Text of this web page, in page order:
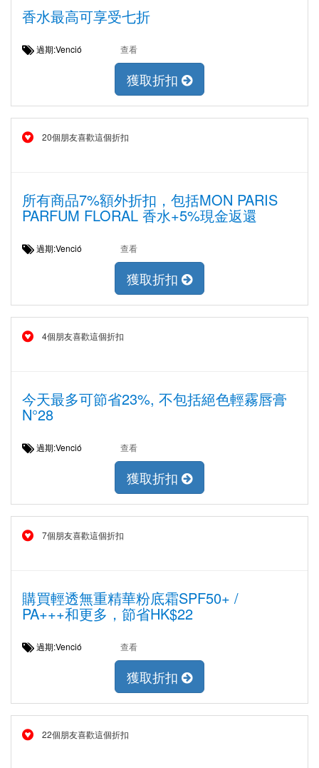
香水最高可享受七折
過期:Venció 查看
獲取折扣
20個朋友喜歡這個折扣
所有商品7%額外折扣，包括MON PARIS
PARFUM FLORAL 香水+5%現金返還
過期:Venció 查看
獲取折扣
4個朋友喜歡這個折扣
今天最多可節省23%, 不包括絕色輕霧唇膏
N°28
過期:Venció 查看
獲取折扣
7個朋友喜歡這個折扣
購買輕透無重精華粉底霜SPF50+ /
PA+++和更多，節省HK$22
過期:Venció 查看
獲取折扣
22個朋友喜歡這個折扣